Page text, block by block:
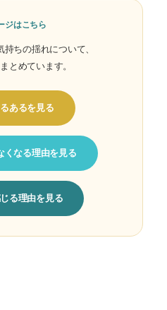
ジはこちら
ちの揺れについて、
とめています。
あるを見る
くなる理由を見る
る理由を見る